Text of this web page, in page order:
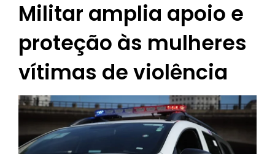
Militar amplia apoio e
proteção às mulheres
vítimas de violência